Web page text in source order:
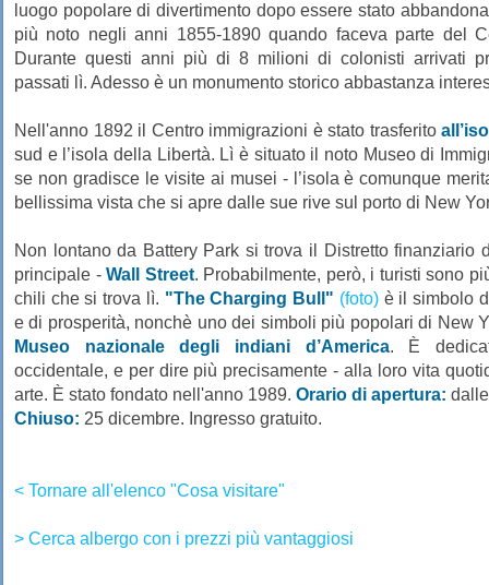
luogo popolare di divertimento dopo essere stato
più noto negli anni 1855-1890 quando faceva parte del
Durante questi anni più di 8 milioni di colonisti arrivati
passati lì. Adesso è un monumento storico abbastanza
Nell'anno 1892 il Centro immigrazioni è stato trasferito
sud e l’isola della Libertà. Lì è situato il noto Museo di
se non gradisce le visite ai musei - l’isola è comunque
bellissima vista che si apre dalle sue rive sul porto di New
Non lontano da Battery Park si trova il Distretto finanziario
principale - Wall Street. Probabilmente, però, i turisti sono
chili che si trova lì. "The Charging Bull" (foto)è il simbolo
e di prosperità, nonchè uno dei simboli più popolari di New
Museo nazionale degli indiani d’America. È
occidentale, e per dire più precisamente - alla loro vita
arte. È stato fondato nell'anno 1989. Orario di apertura:
Chiuso: 25 dicembre. Ingresso gratuito.
< Tornare all'elenco "Cosa visitare"
> Cerca albergo con i prezzi più vantaggiosi